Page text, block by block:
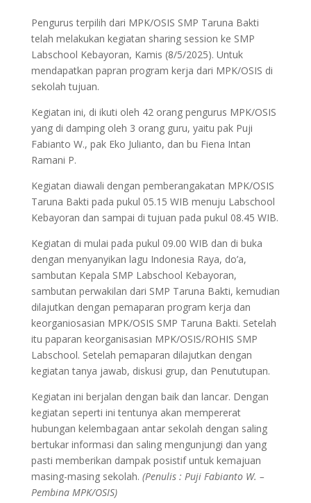
Pengurus terpilih dari MPK/OSIS SMP Taruna Bakti
telah melakukan kegiatan sharing session ke SMP
Labschool Kebayoran, Kamis (8/5/2025). Untuk
mendapatkan papran program kerja dari MPK/OSIS di
sekolah tujuan.
Kegiatan ini, di ikuti oleh 42 orang pengurus MPK/OSIS
yang di damping oleh 3 orang guru, yaitu pak Puji
Fabianto W., pak Eko Julianto, dan bu Fiena Intan
Ramani P.
Kegiatan diawali dengan pemberangakatan MPK/OSIS
Taruna Bakti pada pukul 05.15 WIB menuju Labschool
Kebayoran dan sampai di tujuan pada pukul 08.45 WIB.
Kegiatan di mulai pada pukul 09.00 WIB dan di buka
dengan menyanyikan lagu Indonesia Raya, do’a,
sambutan Kepala SMP Labschool Kebayoran,
sambutan perwakilan dari SMP Taruna Bakti, kemudian
dilajutkan dengan pemaparan program kerja dan
keorganiosasian MPK/OSIS SMP Taruna Bakti. Setelah
itu paparan keorganisasian MPK/OSIS/ROHIS SMP
Labschool. Setelah pemaparan dilajutkan dengan
kegiatan tanya jawab, diskusi grup, dan Penututupan.
Kegiatan ini berjalan dengan baik dan lancar. Dengan
kegiatan seperti ini tentunya akan mempererat
hubungan kelembagaan antar sekolah dengan saling
bertukar informasi dan saling mengunjungi dan yang
pasti memberikan dampak posistif untuk kemajuan
masing-masing sekolah. (Penulis : Puji Fabianto W. –
Pembina MPK/OSIS)